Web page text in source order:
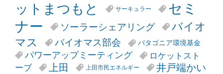
ットまつもと
サーキュラー
セミ
ナー
ソーラーシェアリング
バイオ
マス
バイオマス部会 パタゴニア環境基金
パワーアップミーティング
ロケットスト
ーブ
上田 上田市民エネルギー
井戸端かい